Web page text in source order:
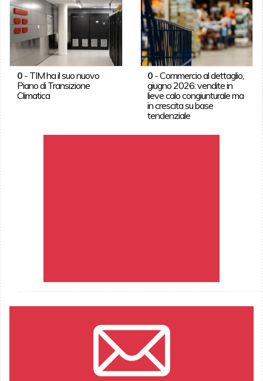
0- TIM ha il suo nuovo
Piano di Transizione
Climatica
0 -Commercio al dettaglio,
giugno 2026: vendite in
lieve calo congiunturale ma
in crescita su base
tendenziale